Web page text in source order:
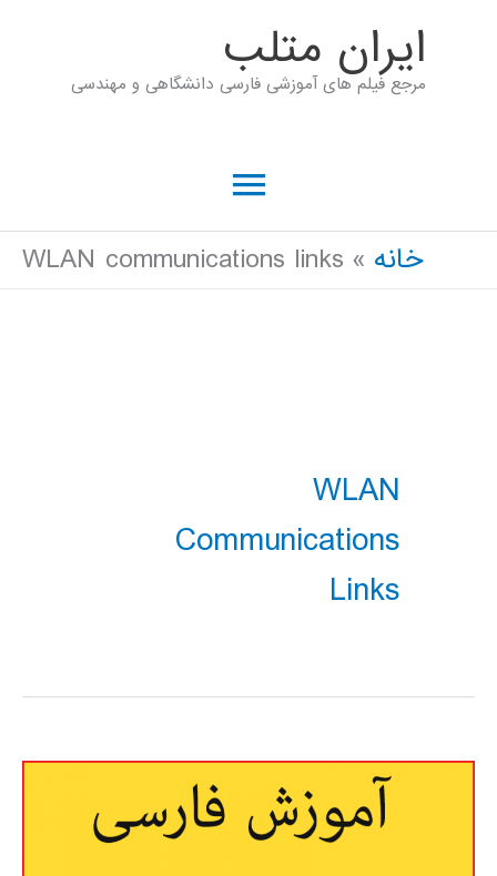
ايران متلب
مرجع فیلم های آموزشی فارسی دانشگاهی و مهندسی
فهرست
اصلی
خانه WLAN communications links
WLAN
Communications
Links